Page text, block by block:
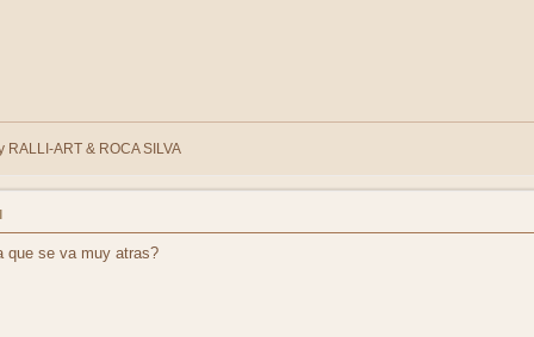
RALLI-ART & ROCA SILVA
que se va muy atras?